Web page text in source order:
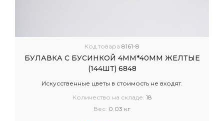
Код товара 8161-8
БУЛАВКА С БУСИНКОЙ 4ММ*40ММ ЖЕЛТЫЕ
(144ШТ) 6848
Искусственные цветы в стоимость не входят.
Количество на складе: 18
Вес: 0.03 кг